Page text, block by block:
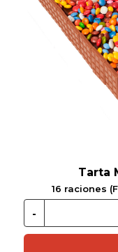
GLUTEN
Tarta
16 raciones